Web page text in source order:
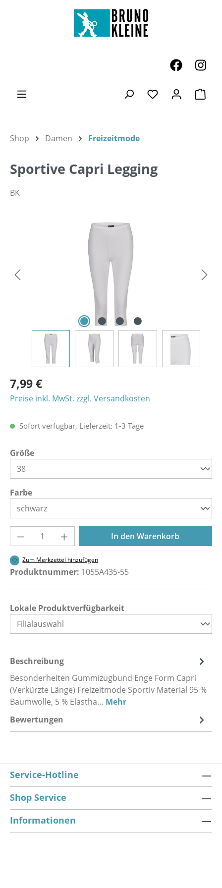
Zum Hauptinhalt springen
Du hast 0
Shop Damen Freizeitmode
Sportive Capri Legging
BK
Bildergalerie überspringen
7,99 €
Preise inkl. MwSt. zzgl. Versandkosten
Sofort verfügbar, Lieferzeit: 1-3 Tage
Größeauswählen
Farbeauswählen
Produkt Anzahl: Gib den gewünschten
In den Warenkorb
Zum Merkzettel hinzufügen
Produktnummer: 1055A435-55
Lokale Produktverfügbarkeit
Beschreibung
Besonderheiten Gummizugbund Enge Form Capri
(Verkürzte Länge) Freizeitmode Sportiv Material 95 %
Baumwolle, 5 % Elastha… Mehr
Bewertungen
Service-Hotline
Shop Service
Informationen